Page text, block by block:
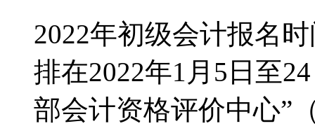
2022年初级会计报名
排在2022年1月5日至
部会计资格评价中心”